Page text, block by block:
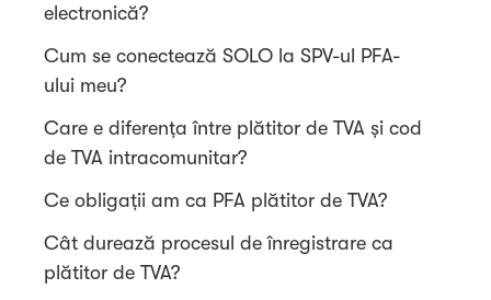
electronică?
Cum se conectează SOLO la SPV-ul PFA-
ului meu?
Care e diferența între plătitor de TVA și cod
de TVA intracomunitar?
Ce obligații am ca PFA plătitor de TVA?
Cât durează procesul de înregistrare ca
plătitor de TVA?